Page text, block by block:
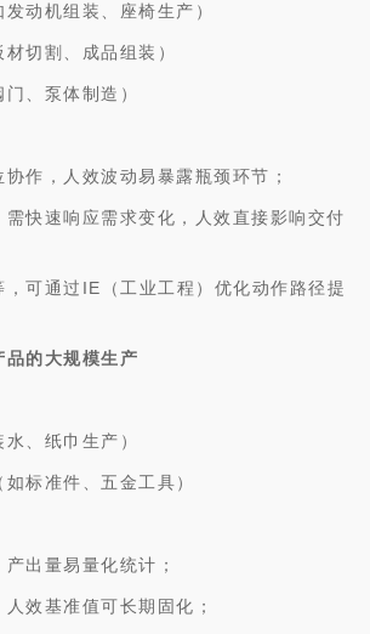
动机组装、座椅生产）
切割、成品组装）
、泵体制造）
作，人效波动易暴露瓶颈环节；
需快速响应需求变化，人效直接影响交付
，可通过IE（工业工程）优化动作路径提
品的大规模生产
、纸巾生产）
标准件、五金工具）
出量易量化统计；
效基准值可长期固化；